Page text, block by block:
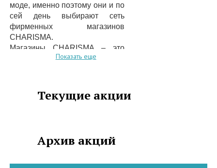
моде, именно поэтому они и по
сей день выбирают сеть
фирменных магазинов
CHARISMA.
Магазины CHARISMA – это
шикарный выбор дизайнерской
натуральных материалов, в
том числе и из меха и кожи.
меха для изысканных леди.
одежды берутся
Показать еще
Текущие акции
Архив акций